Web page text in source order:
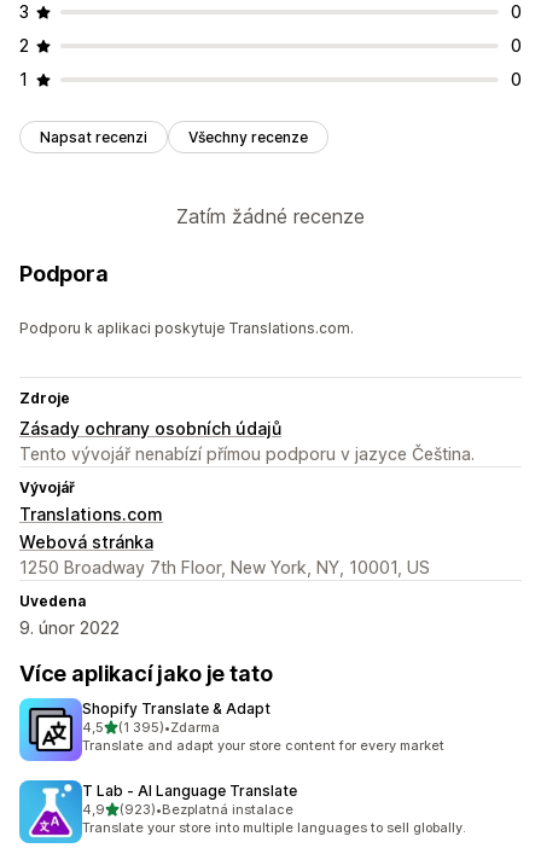
3
0
2
0
1
0
Napsat recenzi Všechny recenze
Zatím žádné recenze
Podpora
Podporu k aplikaci poskytuje Translations.com.
Zdroje
Zásady ochrany osobních údajů
Tento vývojář nenabízí přímou podporu v jazyce Čeština.
Vývojář
Translations.com
Webová stránka
1250 Broadway 7th Floor, New York, NY, 10001, US
Uvedena
9. únor 2022
Více aplikací jako je tato
Shopify Translate & Adapt
4,5z 5 hvězd
(1 395)
Celkový počet recenzí: 1395
•Zdarma
Translate and adapt your store content for every market
T Lab ‑ AI Language Translate
4,9z 5 hvězd
(923)
Celkový počet recenzí: 923
•Bezplatná instalace
Translate your store into multiple languages to sell globally.